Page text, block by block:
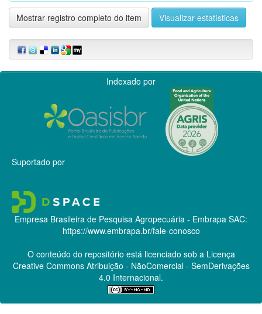
Mostrar registro completo do item Visualizar estatísticas
Indexado por
Suportado por
Empresa Brasileira de Pesquisa Agropecuária - Embrapa SAC:
https://www.embrapa.br/fale-conosco
O conteúdo do repositório está licenciado sob a Licença
Creative CommonsAtribuição - NãoComercial - SemDerivações
4.0 Internacional.